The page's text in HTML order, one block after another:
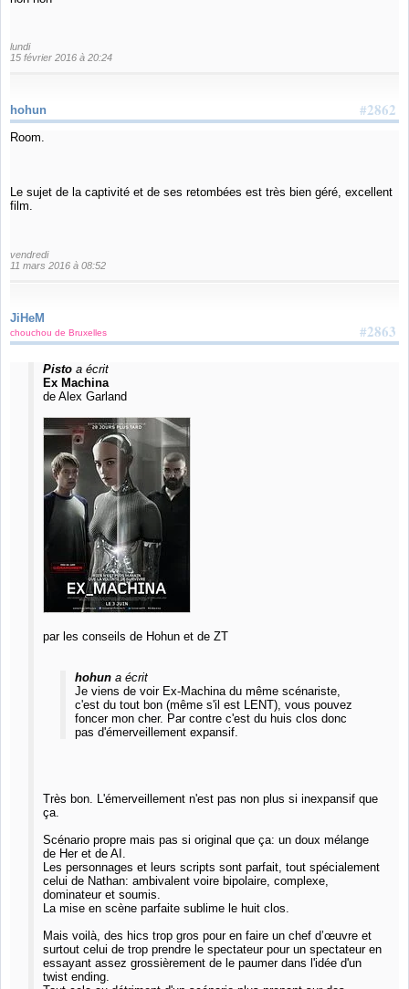
lundi
15 février 2016 à 20:24
#2862
hohun
Room.
Le sujet de la captivité et de ses retombées est très bien géré, excellent
film.
vendredi
11 mars 2016 à 08:52
JiHeM
#2863
chouchou de Bruxelles
Pistoa écrit
Ex Machina
de Alex Garland
par les conseils de Hohun et de ZT
hohun a écrit
Je viens de voir Ex-Machina du même scénariste,
c'est du tout bon (même s'il est LENT), vous pouvez
foncer mon cher. Par contre c'est du huis clos donc
pas d'émerveillement expansif.
Très bon. L'émerveillement n'est pas non plus si inexpansif que
ça.
Scénario propre mais pas si original que ça: un doux mélange
de Her et de AI.
Les personnages et leurs scripts sont parfait, tout spécialement
celui de Nathan: ambivalent voire bipolaire, complexe,
dominateur et soumis.
La mise en scène parfaite sublime le huit clos.
Mais voilà, des hics trop gros pour en faire un chef d’œuvre et
surtout celui de trop prendre le spectateur pour un spectateur en
essayant assez grossièrement de le paumer dans l'idée d'un
twist ending.